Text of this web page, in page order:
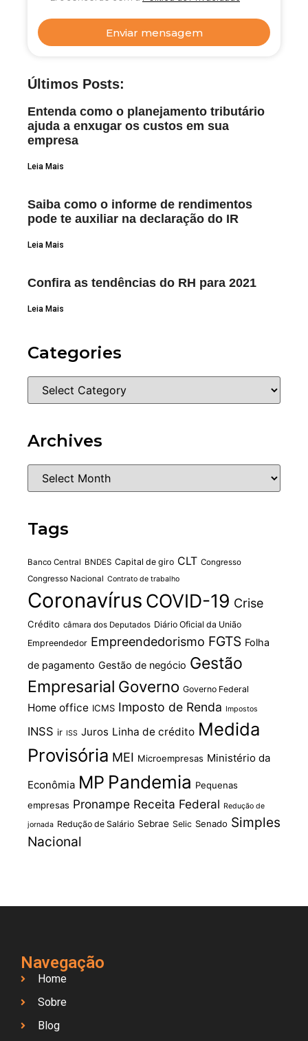
Enviar mensagem
Últimos Posts:
Entenda como o planejamento tributário
ajuda a enxugar os custos em sua
empresa
Leia Mais
Saiba como o informe de rendimentos
pode te auxiliar na declaração do IR
Leia Mais
Confira as tendências do RH para 2021
Leia Mais
Categories
Archives
Tags
Banco Central BNDES Capital de giro CLT Congresso
Congresso Nacional Contrato de trabalho
Coronavírus COVID-19 Crise
Crédito câmara dos Deputados Diário Oficial da União
Empreendedor Empreendedorismo FGTS Folha
de pagamento Gestão de negócio Gestão
Empresarial Governo Governo Federal
Home office ICMS Imposto de Renda Impostos
INSS ir ISS Juros Linha de crédito Medida
Provisória MEI Microempresas Ministério da
Econômia MP Pandemia Pequenas
empresas Pronampe Receita Federal Redução de
jornada Redução de Salário Sebrae Selic Senado Simples
Nacional
Navegação
Home
Sobre
Blog